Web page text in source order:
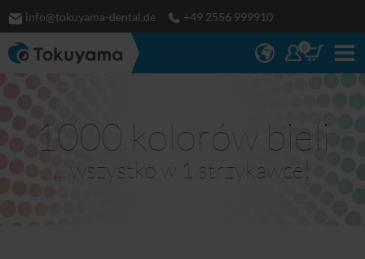
info@tokuyama-dental.de +49 2556 999910
0
1000 kolorów bieli
... wszystko w 1 strzykawce!